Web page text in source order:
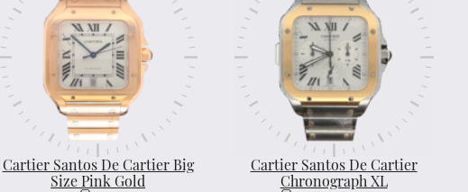
Cartier Santos De Cartier Big
Size Pink Gold
Cartier Santos De Cartier
Chronograph XL